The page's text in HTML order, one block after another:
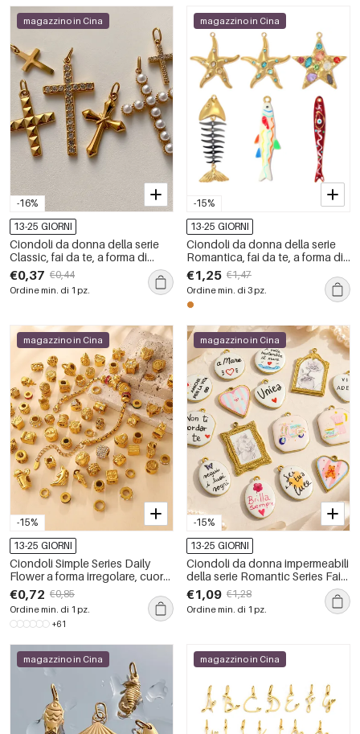
-16%
magazzino in Cina
13-25 GIORNI
Ciondoli da donna della serie
Classic, fai da te, a forma di
cuore e croce, in acciaio
inossidabile, impermeabili, color
oro, con perle artificiali.
€0,37 €0,44
Ordine min. di 1 pz.
-15%
magazzino in Cina
13-25 GIORNI
Ciondoli da donna della serie
Romantica, fai da te, a forma di
pesce e stella marina, in acciaio
inossidabile impermeabile color
oro.
€1,25 €1,47
Ordine min. di 3 pz.
-15%
magazzino in Cina
13-25 GIORNI
Ciondoli Simple Series Daily
Flower a forma irregolare, cuore
e corona, in acciaio inossidabile
impermeabile color oro.
€0,72 €0,85
Ordine min. di 1 pz.
+61
-15%
magazzino in Cina
13-25 GIORNI
Ciondoli da donna impermeabili
della serie Romantic Series Fai
da te con lettere, cuori,
rettangolari ed ellittici in acciaio
inossidabile.
€1,09 €1,28
Ordine min. di 1 pz.
magazzino in Cina magazzino in Cina